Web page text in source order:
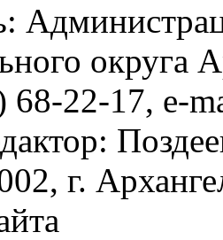
округа
68-22-17, e-
г.